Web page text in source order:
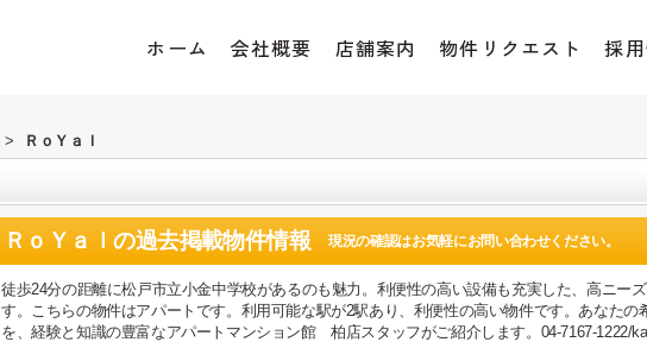
ホーム 会社概要 店舗案内 物件リクエスト 採
> ＲｏＹａｌ
ＲｏＹａｌの過去掲載物件情報 現況の確認はお気軽にお問い合わせください。
徒歩24分の距離に松戸市立小金中学校があるのも魅力。利便性の高い設備も充実した、高ニー
す。こちらの物件はアパートです。利用可能な駅が2駅あり、利便性の高い物件です。あなたの
を、経験と知識の豊富なアパートマンション館 柏店スタッフがご紹介します。04-7167-1222/